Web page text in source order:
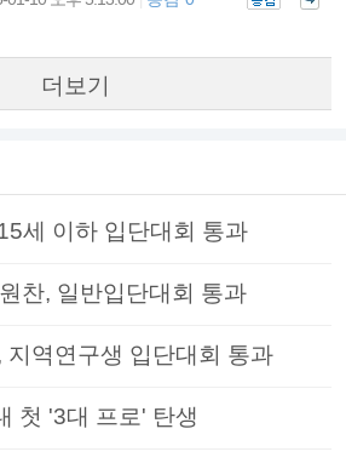
더보기
세 이하 입단대회 통과
찬, 일반입단대회 통과
지역연구생 입단대회 통과
첫 '3대 프로' 탄생